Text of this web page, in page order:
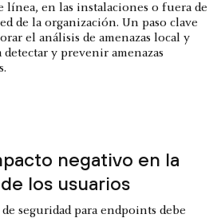
línea, en las instalaciones o fuera de
de la organización. Un paso clave
el análisis de amenazas local y
y prevenir amenazas
negativo en la
los usuarios
seguridad para endpoints debe